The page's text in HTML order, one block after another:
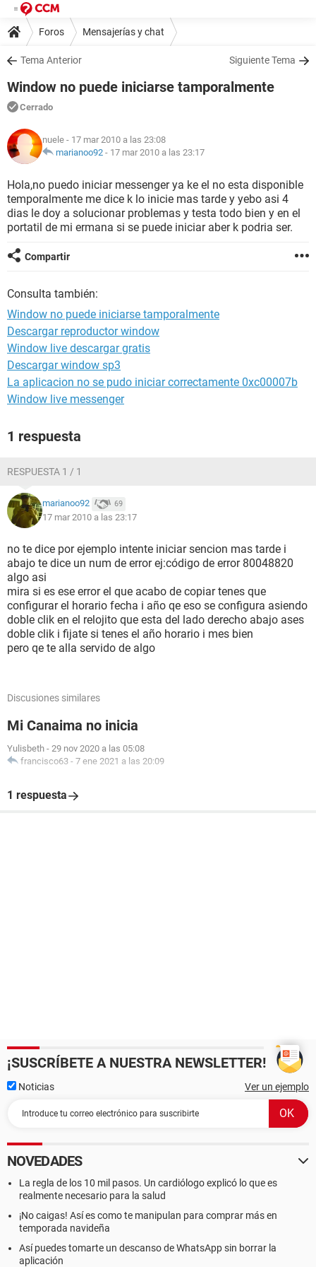
Foros Mensajerías y chat
Tema Anterior Siguiente Tema
Window no puede iniciarse tamporalmente
Cerrado
nuele - 17 mar 2010 a las 23:08
marianoo92 - 17 mar 2010 a las 23:17
Hola,no puedo iniciar messenger ya ke el no esta disponible
temporalmente me dice k lo inicie mas tarde y yebo asi 4
dias le doy a solucionar problemas y testa todo bien y en el
portatil de mi ermana si se puede iniciar aber k podria ser.
Compartir
Consulta también:
Window no puede iniciarse tamporalmente
Descargar reproductor window
Window live descargar gratis
Descargar window sp3
La aplicacion no se pudo iniciar correctamente 0xc00007b
Window live messenger
1 respuesta
RESPUESTA 1 / 1
marianoo92 69
17 mar 2010 a las 23:17
no te dice por ejemplo intente iniciar sencion mas tarde i
abajo te dice un num de error ej:código de error 80048820
algo asi
mira si es ese error el que acabo de copiar tenes que
configurar el horario fecha i año qe eso se configura asiendo
doble clik en el relojito que esta del lado derecho abajo ases
doble clik i fijate si tenes el año horario i mes bien
pero qe te alla servido de algo
Discusiones similares
Mi Canaima no inicia
Yulisbeth - 29 nov 2020 a las 05:08
francisco63 - 7 ene 2021 a las 20:09
1 respuesta
¡SUSCRÍBETE A NUESTRA NEWSLETTER!
Noticias Ver un ejemplo
NOVEDADES
La regla de los 10 mil pasos. Un cardiólogo explicó lo que es
realmente necesario para la salud
¡No caigas! Así es como te manipulan para comprar más en
temporada navideña
Así puedes tomarte un descanso de WhatsApp sin borrar la
aplicación